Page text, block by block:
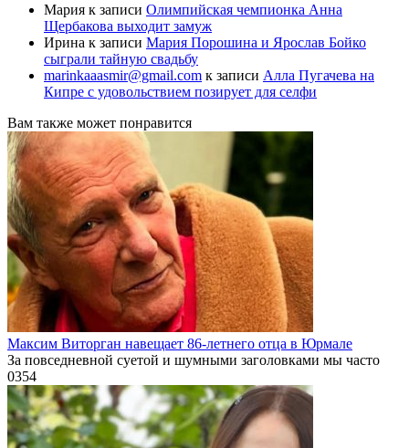
Мария к записи Олимпийская чемпионка Анна
Щербакова выходит замуж
Ирина к записи Мария Порошина и Ярослав Бойко
сыграли тайную свадьбу
marinkaaasmir@gmail.com к записи Алла Пугачева на
Кипре с удовольствием позирует для селфи
Вам также может понравится
Максим Виторган навещает 86-летнего отца в Юрмале
За повседневной суетой и шумными заголовками мы часто
0354